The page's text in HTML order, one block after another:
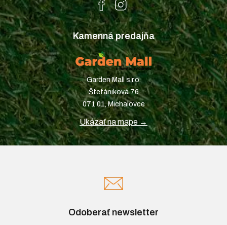
Kamenná predajňa
Garden Mall s.r.o.
Štefániková 76
071 01, Michalovce
Ukázať na mape →
Odoberať newsletter